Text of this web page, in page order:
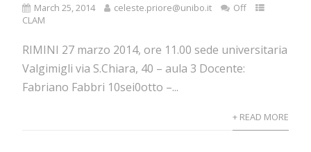
March 25, 2014 celeste.priore@unibo.it
Off
CLAM
RIMINI 27 marzo 2014, ore 11.00 sede universitaria
Valgimigli via S.Chiara, 40 – aula 3 Docente:
Fabriano Fabbri 10sei0otto –...
+ READ MORE